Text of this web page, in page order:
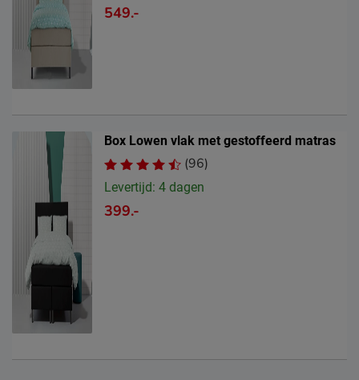
549.-
Box Lowen vlak met gestoffeerd matras
(96)
Levertijd: 4 dagen
399.-